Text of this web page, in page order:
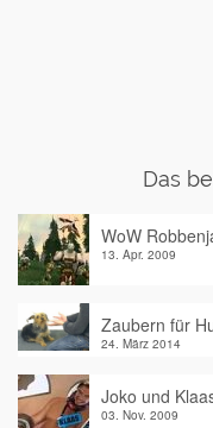
Das
WoW
13. Apr. 2009
Zaubern für
24. März 2014
Joko und
03. Nov. 2009